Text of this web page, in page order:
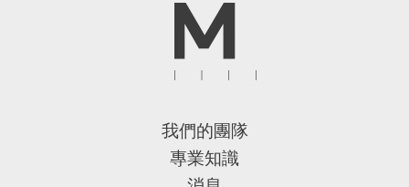
我們的團隊
專業知識